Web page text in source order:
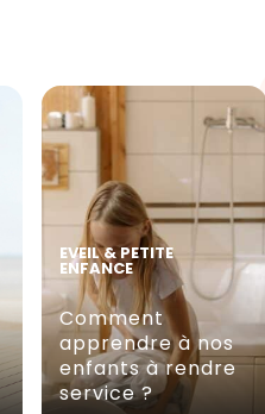
EVEIL & PETITE
ENFANCE
Comment
apprendre à nos
enfants à rendre
service ?